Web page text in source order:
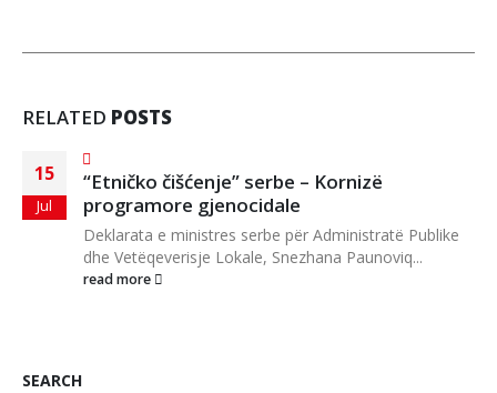
RELATED POSTS
15
Jul
“Etničko čišćenje” serbe – Kornizë
programore gjenocidale
Deklarata e ministres serbe për Administratë Publike
dhe Vetëqeverisje Lokale, Snezhana Paunoviq...
read more
SEARCH